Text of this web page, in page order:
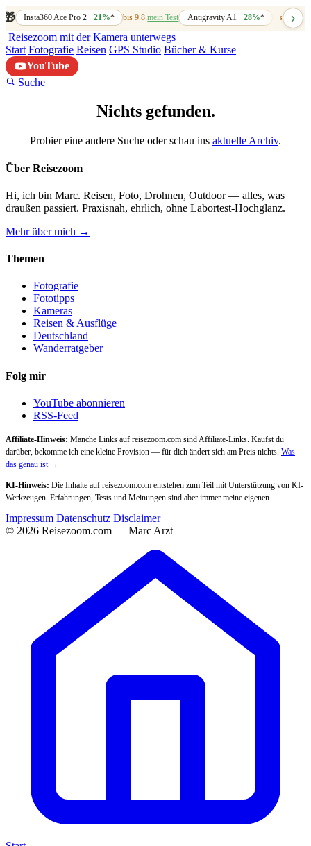
🎁 Insta360 Ace Pro 2−21%* bis 9.8.mein Test Antigravity A1 −28%* bis 7.8.
›
Reisezoom mit der Kamera unterwegs
Start Fotografie Reisen GPS Studio Bücher & Kurse
YouTube
Suche
Nichts gefunden.
Probier eine andere Suche oder schau ins aktuelle Archiv.
Über Reisezoom
Hi, ich bin Marc. Reisen, Foto, Drohnen, Outdoor — alles, was
draußen passiert. Praxisnah, ehrlich, ohne Labortest-Hochglanz.
Mehr über mich →
Themen
Fotografie
Fototipps
Kameras
Reisen & Ausflüge
Deutschland
Wanderratgeber
Folg mir
YouTube abonnieren
RSS-Feed
Affiliate-Hinweis: Manche Links auf reisezoom.com sind Affiliate-Links. Kaufst du
darüber, bekomme ich eine kleine Provision — für dich ändert sich am Preis nichts. Was
das genau ist →
KI-Hinweis: Die Inhalte auf reisezoom.com entstehen zum Teil mit Unterstützung von KI-
Werkzeugen. Erfahrungen, Tests und Meinungen sind aber immer meine eigenen.
Impressum Datenschutz Disclaimer
© 2026 Reisezoom.com — Marc Arzt